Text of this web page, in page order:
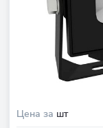
Цена за шт